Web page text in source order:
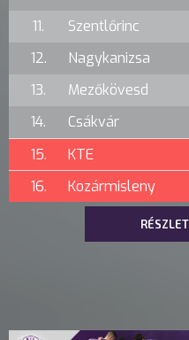
11.
Szentlőrinc
12.
Nagykanizsa
13.
Mezőkövesd
14.
Csákvár
15.
KTE
16.
Kozármisleny